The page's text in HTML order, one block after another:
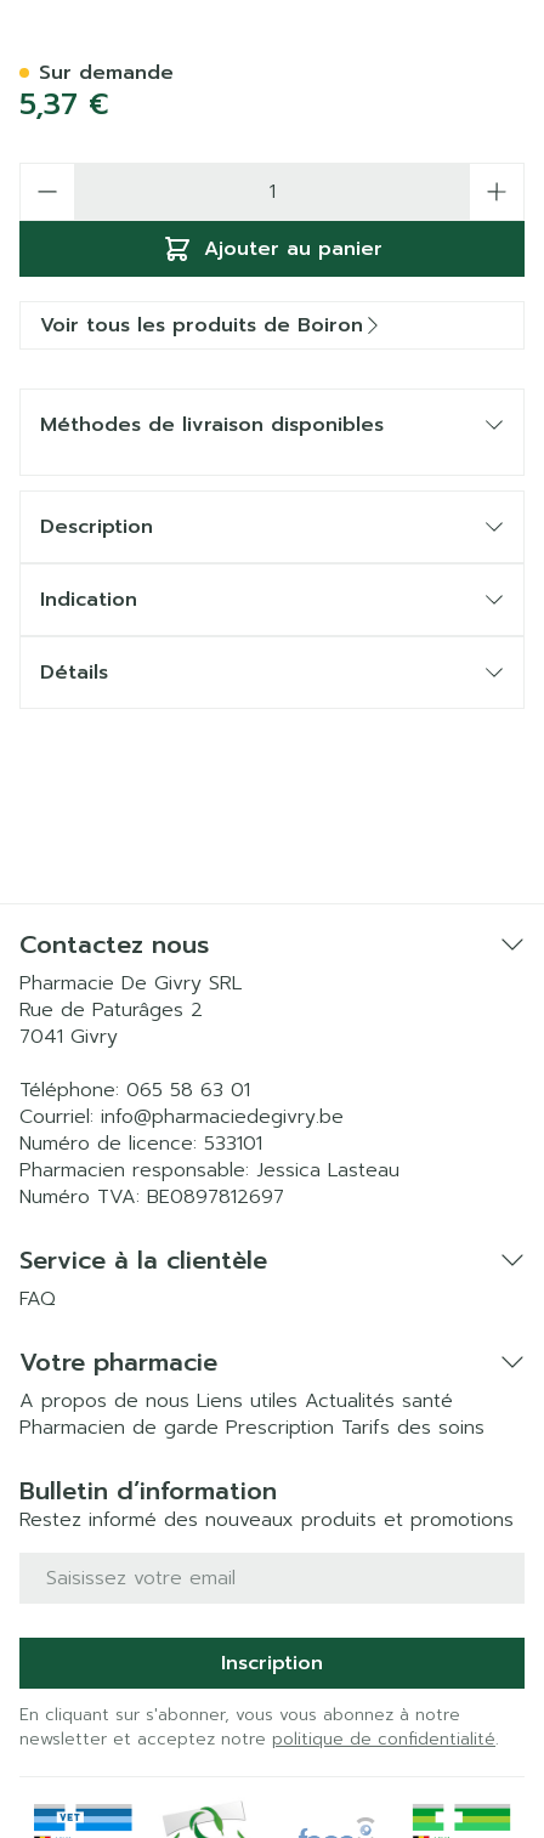
5,37 €
Ajouter au panier
Sur demande
Voir tous les produits de Boiron
Méthodes de livraison disponibles
Description
Indication
Détails
Contactez nous
Pharmacie De Givry SRL
Rue de Paturâges 2
7041 Givry
Téléphone: 065 58 63 01
Courriel: info@pharmaciedegivry.be
Numéro de licence: 533101
Pharmacien responsable: Jessica Lasteau
Numéro TVA: BE0897812697
Service à la clientèle
FAQ
Votre pharmacie
A propos de nous Liens utiles Actualités santé
Pharmacien de garde Prescription Tarifs des soins
Bulletin d’information
Restez informé des nouveaux produits et promotions
Adresse mail
Inscription
En cliquant sur s'abonner, vous vous abonnez à notre
newsletter et acceptez notre politique de confidentialité.